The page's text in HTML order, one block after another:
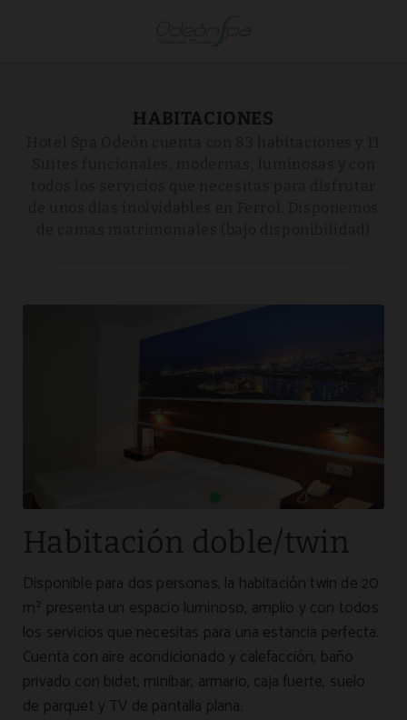
HABITACIONES
Habitación doble/twin
Disponible para dos personas, la habitación twin de 20
m² presenta un espacio luminoso, amplio y con todos
los servicios que necesitas para una estancia perfecta.
Cuenta con aire acondicionado y calefacción, baño
privado con bidet, minibar, armario, caja fuerte, suelo
de parquet y TV de pantalla plana.